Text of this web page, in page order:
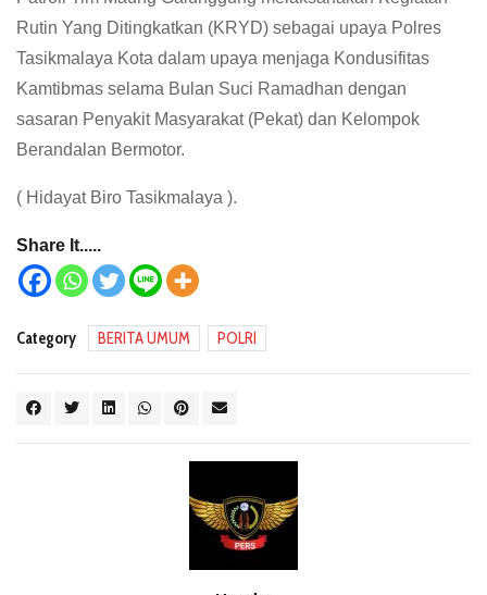
Rutin Yang Ditingkatkan (KRYD) sebagai upaya Polres
Tasikmalaya Kota dalam upaya menjaga Kondusifitas
Kamtibmas selama Bulan Suci Ramadhan dengan
sasaran Penyakit Masyarakat (Pekat) dan Kelompok
Berandalan Bermotor.
( Hidayat Biro Tasikmalaya ).
Share It.....
Category BERITA UMUM POLRI